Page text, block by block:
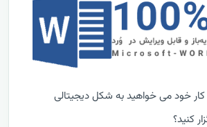
خود می خواهید به شکل دیجیتالی
کنید؟